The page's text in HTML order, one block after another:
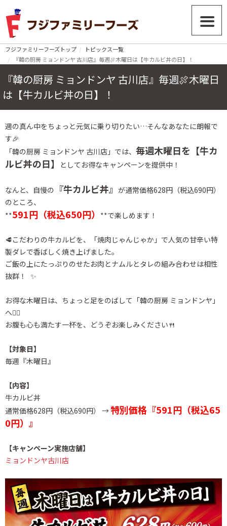
フジファミリーフーズトップ
トピックス一覧
『韓の厨房 ミョンドンヤ 古川店』毎週🍖木曜日は【牛カルビ丼の日】！
『韓の厨房 ミョンドンヤ 古川店』毎週🍖木曜日
は【牛カルビ丼の日】！
週の真ん中をちょっと元気に乗り切りたい…そんなあなたに朗報で
す🎉
「韓の厨房 ミョンドンヤ 古川店」では、 毎週木曜日を【牛カ
ルビ丼の日】
としてお得なキャンペーンを提供中！
なんと、自慢の 『牛カルビ丼』 が通常価格628円（税込690円）
のところ、
**591円（税込650円） **で楽しめます！
🥩こだわりの牛カルビを、「焼肉じゃんじゃか」で人気の甘辛い特
製ダレで香ばしく焼き上げました。
ご飯の上にたっぷりのせたお肉とナムルとタレの組み合わせは相性
抜群！ ✨
お得な木曜日は、ちょっと足をのばして「韓の厨房 ミョンドンヤ」
へ🚶‍♂️
お腹も心も満たす一杯を、どうぞお楽しみください🍴
【対象日】
毎週『木曜日』
【内容】
牛カルビ丼
通常価格628円（税込690円） →特別価格『591円（税込65
0円）』
【キャンペーン実施店舗】
ミョンドンヤ古川店